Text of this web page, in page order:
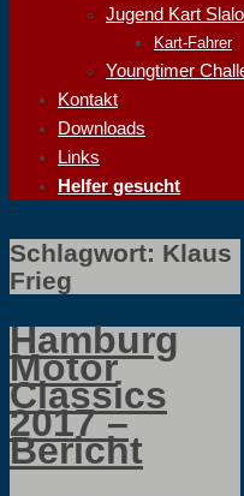
Jugend Kart
Kart-Fahrer
Youngtimer
Kontakt
Downloads
Links
Helfer gesucht
Schlagwort: Klaus
Frieg
Hamburg
Motor
Classics
2017 –
Bericht